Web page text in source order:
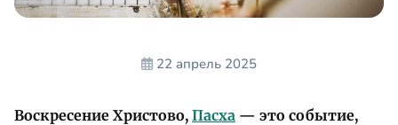
22 апрель 2025
Воскресение Христово, Пасха — это событие,